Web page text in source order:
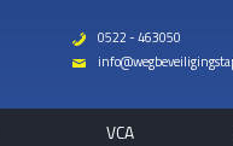
b 0522 - 463050
%
VCA